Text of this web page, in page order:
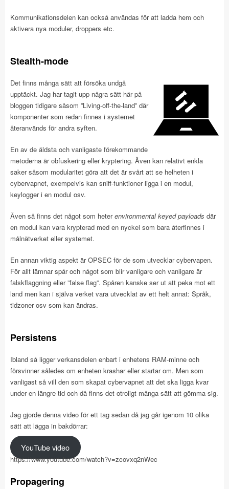
Kommunikationsdelen kan också användas för att ladda hem och
aktivera nya moduler, droppers etc.
Stealth-mode
Det finns många sätt att försöka undgå
upptäckt. Jag har tagit upp några sätt här på
bloggen tidigare såsom ”Living-off-the-land” där
komponenter som redan finnes i systemet
återanvänds för andra syften.
En av de äldsta och vanligaste förekommande
metoderna är obfuskering eller kryptering. Även kan relativt enkla
saker såsom modularitet göra att det är svårt att se helheten i
cybervapnet, exempelvis kan sniff-funktioner ligga i en modul,
keylogger i en modul osv.
Även så finns det något som heterenvironmental keyed payloads där
en modul kan vara krypterad med en nyckel som bara återfinnes i
målnätverket eller systemet.
En annan viktig aspekt är OPSEC för de som utvecklar cybervapen.
För allt lämnar spår och något som blir vanligare och vanligare är
falskflaggning eller ”false flag”. Spåren kanske ser ut att peka mot ett
land men kan i själva verket vara utvecklat av ett helt annat: Språk,
tidzoner osv som kan ändras.
Persistens
Ibland så ligger verkansdelen enbart i enhetens RAM-minne och
försvinner således om enheten krashar eller startar om. Men som
vanligast så vill den som skapat cybervapnet att det ska ligga kvar
under en längre tid och då finns det otroligt många sätt att gömma sig.
Jag gjorde denna video för ett tag sedan då jag går igenom 10 olika
sätt att lägga in bakdörrar:
YouTube video
https://www.youtube.com/watch?v=zcovxq2nWec
Propagering